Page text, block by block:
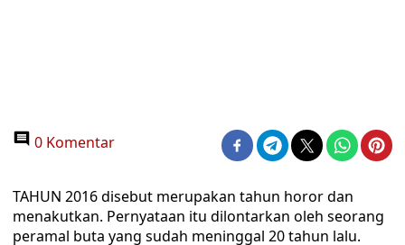
0 Komentar
TAHUN 2016 disebut merupakan tahun horor dan
menakutkan. Pernyataan itu dilontarkan oleh seorang
peramal buta yang sudah meninggal 20 tahun lalu.